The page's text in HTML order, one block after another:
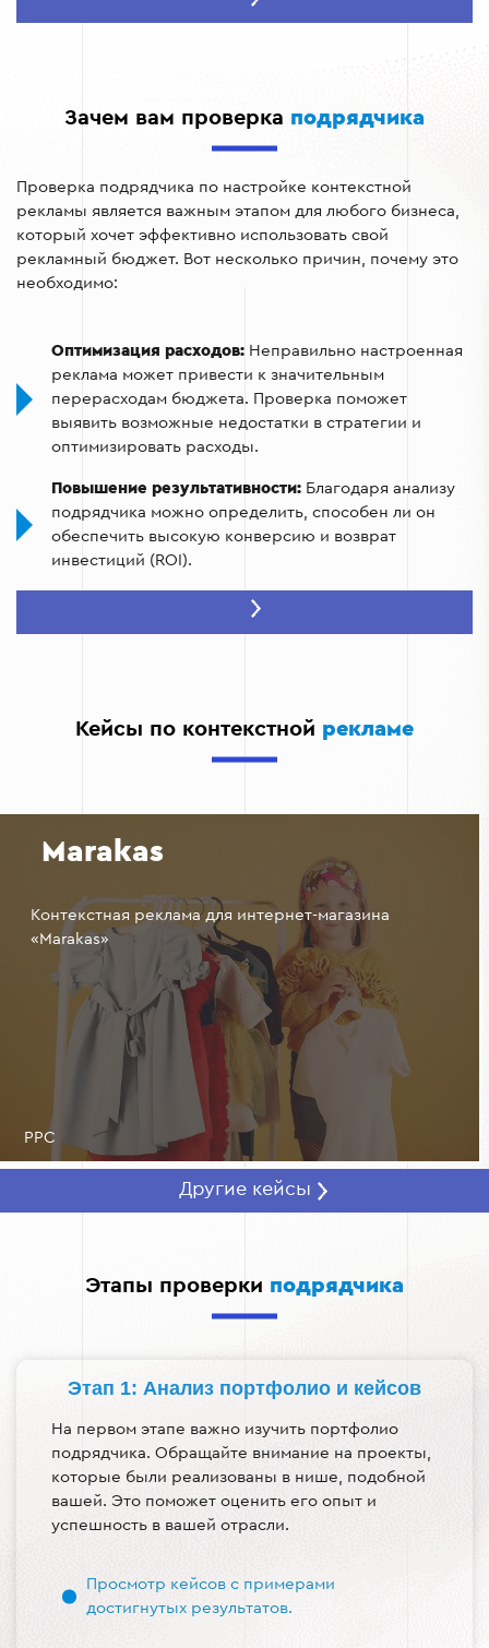
Тестирование предоставленных инструментов
Зачем вам проверка подрядчика
Проверка подрядчика по настройке контекстной
рекламы является важным этапом для любого бизнеса,
который хочет эффективно использовать свой
рекламный бюджет. Вот несколько причин, почему это
необходимо:
Оптимизация расходов: Неправильно настроенная
реклама может привести к значительным
перерасходам бюджета. Проверка поможет
выявить возможные недостатки в стратегии и
оптимизировать расходы.
Повышение результативности: Благодаря анализу
подрядчика можно определить, способен ли он
обеспечить высокую конверсию и возврат
инвестиций (ROI).
Профессиональный подрядчик
Долгосрочное партнерство:После успешной
проверки вы сможете сотрудничать с подрядчиком
своих рекламных кампаний.
Кейсы по контекстной рекламе
Marakas
Контекстная реклама для интернет-магазина
«Marakas»
PPC
Другие кейсы
Этапы проверки подрядчика
Этап 1: Анализ портфолио и кейсов
На первом этапе важно изучить портфолио
подрядчика. Обращайте внимание на проекты,
которые были реализованы в нише, подобной
вашей. Это поможет оценить его опыт и
успешность в вашей отрасли.
Просмотр кейсов с примерами
достигнутых результатов.